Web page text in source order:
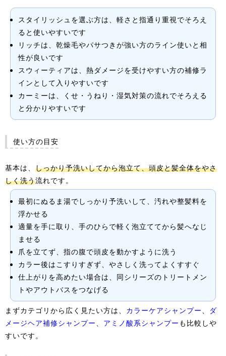
スタイリッシュを選ぶ方は、軽さと指通り重視でそろえ
ると使いやすいです
リッチは、乾燥毛やパサつきが強い方のライン使いと相
性が良いです
スウィーティアは、熱ダメージを受けやすい方の補修ラ
インとして入りやすいです
カーミーは、くせ・うねり・湿気対策の流れでそろえる
と分かりやすいです
使い方の目安
基本は、 しっかり予洗いしてから泡立て、頭皮と髪全体をやさ
しく洗う流れです。
最初にぬるま湯でしっかり予洗いして、汚れや整髪料を
浮かせる
適量を手に取り、手のひらで軽く泡立ててから髪へなじ
ませる
爪を立てず、指の腹で頭皮を動かすように洗う
カラー後はこすりすぎず、やさしく洗ってよくすすぐ
仕上がりを高めたい場合は、同シリーズのトリートメン
トやアウトバスをつなげる
まずカテゴリから広く見たい方は、 カラーケアシャンプー
ダ
メージヘア補修シャンプー
アミノ酸系シャンプー も比較しや
すいです。